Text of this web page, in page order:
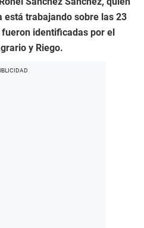
está trabajando sobre las 23
identificadas por el
y Riego.